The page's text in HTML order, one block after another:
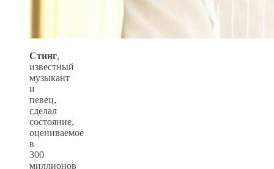
Стинг,
известный
музыкант
и
певец,
сделал
состояние,
оцениваемое
в
300
миллионов